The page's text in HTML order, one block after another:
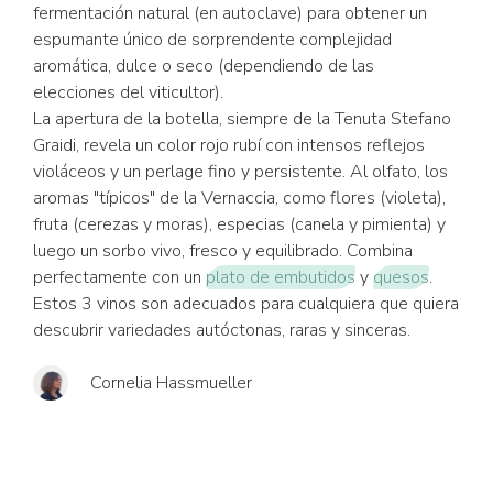
fermentación natural (en autoclave) para obtener un
espumante único de sorprendente complejidad
aromática, dulce o seco (dependiendo de las
elecciones del viticultor).
La apertura de la botella, siempre de la Tenuta Stefano
Graidi, revela un color rojo rubí con intensos reflejos
violáceos y un perlage fino y persistente. Al olfato, los
aromas "típicos" de la Vernaccia, como flores (violeta),
fruta (cerezas y moras), especias (canela y pimienta) y
luego un sorbo vivo, fresco y equilibrado. Combina
perfectamente con un plato de embutidosyquesos.
Estos 3 vinos son adecuados para cualquiera que quiera
descubrir variedades autóctonas, raras y sinceras.
Cornelia Hassmueller